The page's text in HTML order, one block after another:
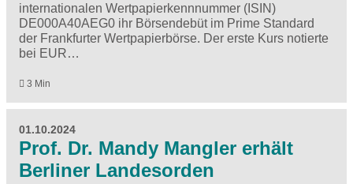
internationalen Wertpapierkennnummer (ISIN)
DE000A40AEG0 ihr Börsendebüt im Prime Standard
der Frankfurter Wertpapierbörse. Der erste Kurs notierte
bei EUR…
3 Min
01.10.2024
Prof. Dr. Mandy Mangler erhält
Berliner Landesorden